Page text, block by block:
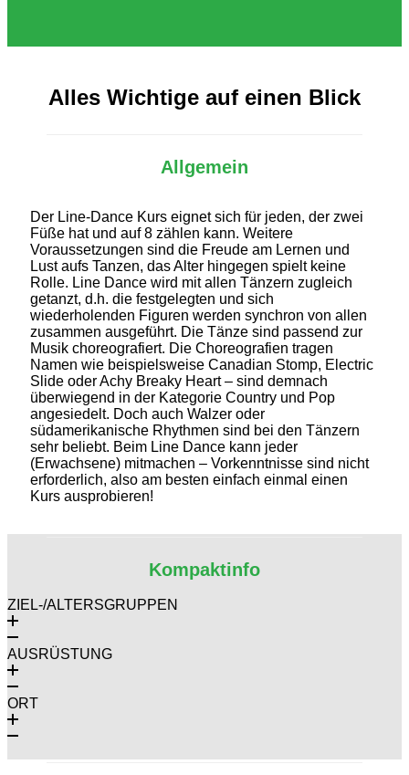
Alles Wichtige auf einen Blick
Allgemein
Der Line-Dance Kurs eignet sich für jeden, der zwei
Füße hat und auf 8 zählen kann. Weitere
Voraussetzungen sind die Freude am Lernen und
Lust aufs Tanzen, das Alter hingegen spielt keine
Rolle. Line Dance wird mit allen Tänzern zugleich
getanzt, d.h. die festgelegten und sich
wiederholenden Figuren werden synchron von allen
zusammen ausgeführt. Die Tänze sind passend zur
Musik choreografiert. Die Choreografien tragen
Namen wie beispielsweise Canadian Stomp, Electric
Slide oder Achy Breaky Heart – sind demnach
überwiegend in der Kategorie Country und Pop
angesiedelt. Doch auch Walzer oder
südamerikanische Rhythmen sind bei den Tänzern
sehr beliebt. Beim Line Dance kann jeder
(Erwachsene) mitmachen – Vorkenntnisse sind nicht
erforderlich, also am besten einfach einmal einen
Kurs ausprobieren!
Kompaktinfo
ZIEL-/ALTERSGRUPPEN
AUSRÜSTUNG
ORT